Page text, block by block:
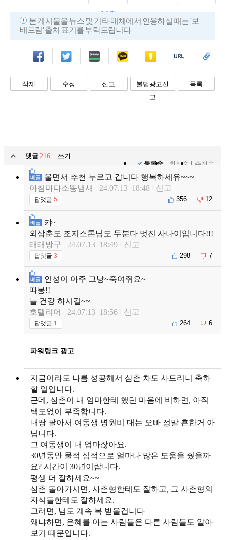
1,948
본 게시물을 뉴스 및 기타 매체에서 인용하실 때는 '보
배드림' 출처 표기를 부탁드립니다
페북 트윗 밴드 카톡 카스 복사 스크랩
삭제 수정 신고
불법광고신
고
목록
댓글 216
쓰기
등록순
최신순 추천순
베플
울면서 추천 누르고 갑니다 행복하세유~~~
아침마다소똥냄새
24.07.13 18:48 신고
답댓글 5 356 12
베플
캬~
외삼춘도 조지스톤님도 두분다 멋진 사나이입니다!!!
태태방구
24.07.13 18:49 신고
답댓글 3 298 7
베플
인성이 아주 그냥~죽여줘요~
따봉!!
늘 건강 하시길~~
호텔리어
24.07.13 18:56 신고
답댓글 1 264 6
파워링크 광고
지금이라도 나름 성공해서 삼촌 차도 사드리니 축하
할 일입니다.
근데, 삼촌이 내 엄마한테 했던 마음에 비하면, 아직
택도없이 부족합니다.
내땅 팔아서 여동생 병원비 대는 오빠 정말 흔한거 아
닙니다.
그 여동생이 내 엄마잖아요.
30년동안 물적 심적으로 얼마나 많은 도움을 줬을까
요? 시간이 30년이랍니다.
평생 더 잘하세요~~
삼촌 돌아가시면, 사촌형한테도 잘하고, 그 사촌형의
자식들한테도 잘하세요.
그러면, 님도 계속 복 받을겁니다
왜냐하면, 은혜를 아는 사람들은 다른 사람들도 알아
보기 때문입니다.